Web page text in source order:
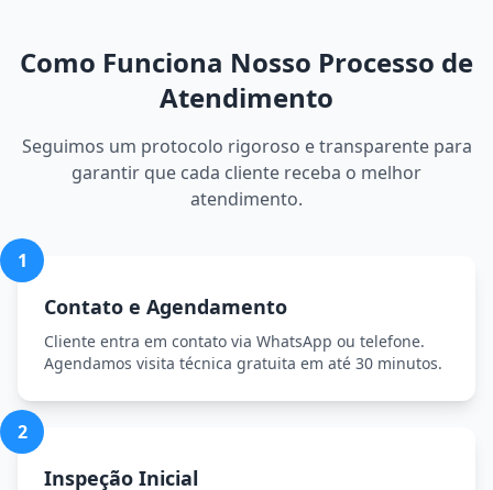
Como Funciona Nosso Processo de
Atendimento
Seguimos um protocolo rigoroso e transparente para
garantir que cada cliente receba o melhor
atendimento.
1
Contato e Agendamento
Cliente entra em contato via WhatsApp ou telefone.
Agendamos visita técnica gratuita em até 30 minutos.
2
Inspeção Inicial